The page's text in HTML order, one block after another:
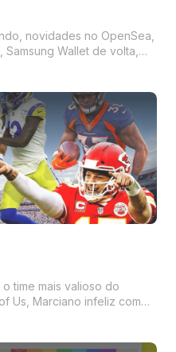
novidades no OpenSea,
Wallet de volta,
o time mais valioso do
Us, Marciano infeliz com